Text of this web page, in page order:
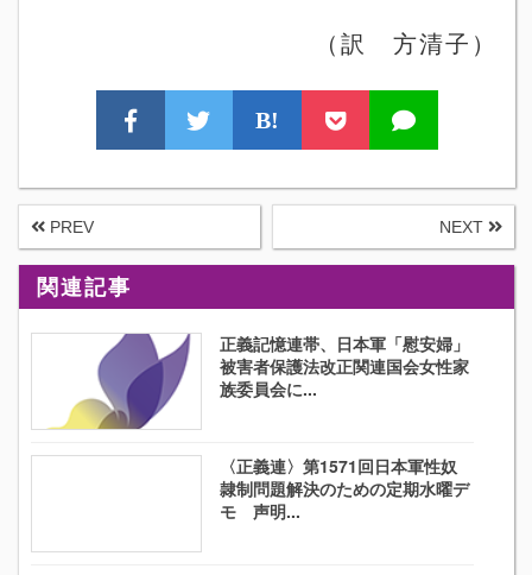
（訳 方清子）
B!
PREV NEXT
関連記事
正義記憶連帯、日本軍「慰安婦」
被害者保護法改正関連国会女性家
族委員会に...
〈正義連〉第1571回日本軍性奴
隷制問題解決のための定期水曜デ
モ 声明...